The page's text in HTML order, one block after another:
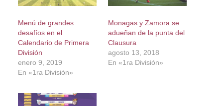
Menú de grandes
desafíos en el
Calendario de Primera
División
enero 9, 2019
En «1ra División»
Monagas y Zamora se
adueñan de la punta del
Clausura
agosto 13, 2018
En «1ra División»